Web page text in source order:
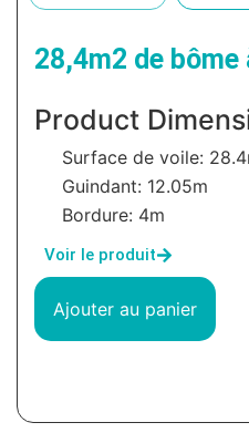
28,4m2 de bôme
Product
Surface de voile:
Guindant: 12.05m
Bordure: 4m
Voir le produit
Ajouter au panier